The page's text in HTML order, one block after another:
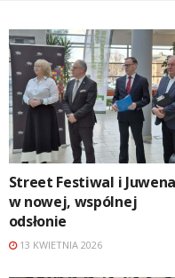
Street Festiwal i
w nowej, wspólnej
odsłonie
13 KWIETNIA 2026